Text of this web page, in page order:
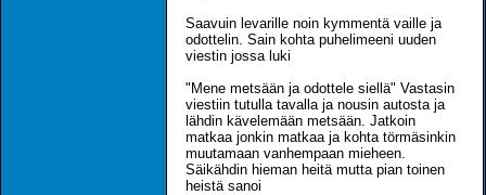
Saavuin levarille noin kymmentä vaille ja
odottelin. Sain kohta puhelimeeni uuden
viestin jossa luki
"Mene metsään ja odottele siellä" Vastasin
viestiin tutulla tavalla ja nousin autosta ja
lähdin kävelemään metsään. Jatkoin
matkaa jonkin matkaa ja kohta törmäsinkin
muutamaan vanhempaan mieheen.
Säikähdin hieman heitä mutta pian toinen
heistä sanoi